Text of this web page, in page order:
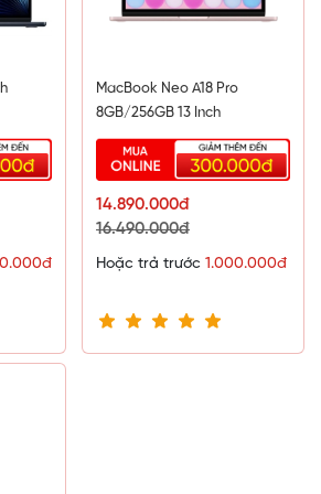
công tác xa hay xách máy ra quán
cấp, thể hiện chất
MacBook Neo A18 Pro
8GB/256GB 13 Inch
14.890.000đ
16.490.000đ
Hoặc trả trước 1.000.000đ